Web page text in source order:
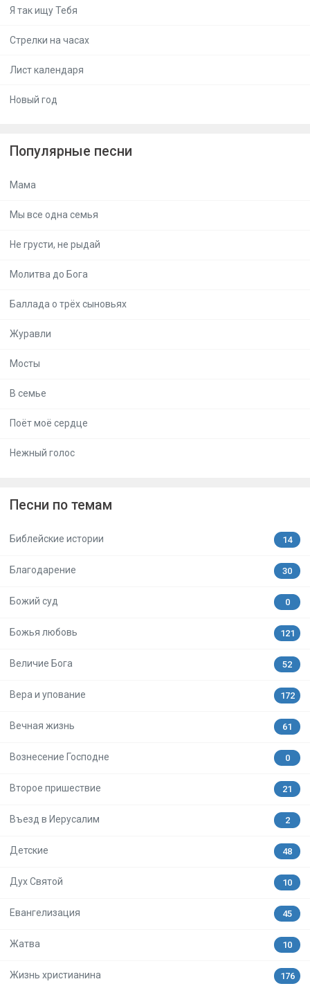
Я так ищу Тебя
Стрелки на часах
Лист календаря
Новый год
Популярные песни
Мама
Мы все одна семья
Не грусти, не рыдай
Молитва до Бога
Баллада о трёх сыновьях
Журавли
Мосты
В семье
Поёт моё сердце
Нежный голос
Песни по темам
Библейские истории 14
Благодарение 30
Божий суд 0
Божья любовь 121
Величие Бога 52
Вера и упование 172
Вечная жизнь 61
Вознесение Господне 0
Второе пришествие 21
Въезд в Иерусалим 2
Детские 48
Дух Святой 10
Евангелизация 45
Жатва 10
Жизнь христианина 176